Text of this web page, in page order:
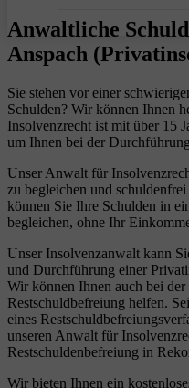
Anwaltliche
Anspach
Sie stehen vor einer
Schulden? Wir können Ihnen
Insolvenzrecht ist mit über 15
um Ihnen bei der
Unser Anwalt für
zu begleichen und
können Sie Ihre Schulden in
begleichen, ohne Ihr
Unser Insolvenzanwalt kann
und Durchführung einer
Wir können Ihnen auch bei
Restschuldbefreiung helfen.
eines
unseren Anwalt für
Restschuldenbefreiung in
Wir bieten Ihnen ein